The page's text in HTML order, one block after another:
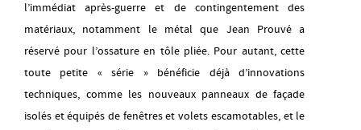
l’immédiat après-guerre et de contingentement des
matériaux, notamment le métal que Jean Prouvé a
réservé pour l’ossature en tôle pliée. Pour autant, cette
toute petite « série » bénéficie déjà d’innovations
techniques, comme les nouveaux panneaux de façade
isolés et équipés de fenêtres et volets escamotables, et le